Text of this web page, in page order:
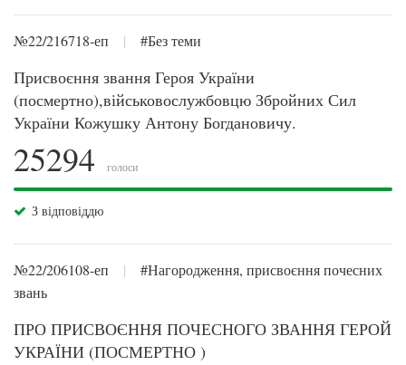
№22/216718-еп | #Без теми
Присвоєння звання Героя України
(посмертно),військовослужбовцю Збройних Сил
України Кожушку Антону Богдановичу.
25294 голоси
З відповіддю
№22/206108-еп |
#Нагородження, присвоєння почесних
звань
ПРО ПРИСВОЄННЯ ПОЧЕСНОГО ЗВАННЯ ГЕРОЙ
УКРАЇНИ (ПОСМЕРТНО )